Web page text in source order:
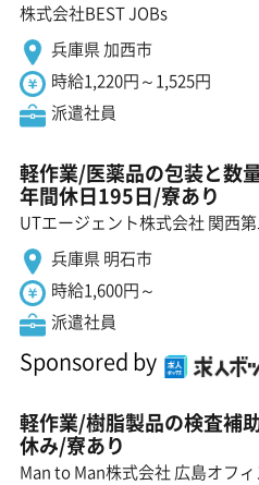
株式会社BEST JOBs
兵庫県 加西市
時給1,220円～1,525円
派遣社員
軽作業/医薬品の包装と数
年間休日195日/寮あり
UTエージェント株式会社 関西
兵庫県 明石市
時給1,600円～
派遣社員
Sponsored by
軽作業/樹脂製品の検査補
休み/寮あり
Man to Man株式会社 広島オフィ